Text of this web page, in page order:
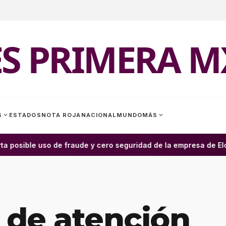
PRIMERA
expand_more ESTADOS NOTA ROJA NACIONAL MUNDOMÁS expand_more
uso de fraude y cero seguridad de la empresa de Elon